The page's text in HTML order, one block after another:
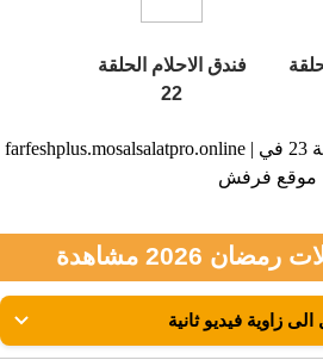
فندق الاحلام الحلقة
22
farfeshplus.mosalsalatpro.online | مسلسل فندق الاحلام الحلقة 23 في
موقع فرفش